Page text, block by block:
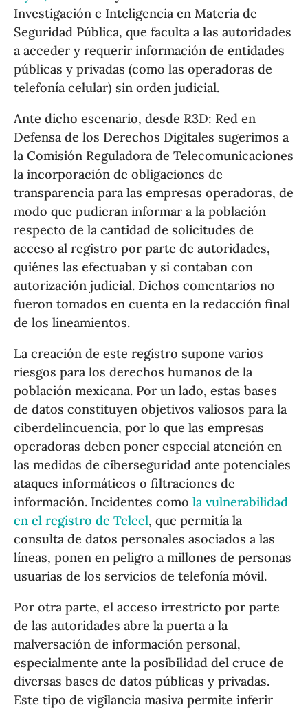
Investigación e Inteligencia en Materia de
Seguridad Pública, que faculta a las autoridades
a acceder y requerir información de entidades
públicas y privadas (como las operadoras de
telefonía celular) sin orden judicial.
Ante dicho escenario, desde R3D: Red en
Defensa de los Derechos Digitales sugerimos a
la Comisión Reguladora de Telecomunicaciones
la incorporación de obligaciones de
transparencia para las empresas operadoras, de
modo que pudieran informar a la población
respecto de la cantidad de solicitudes de
acceso al registro por parte de autoridades,
quiénes las efectuaban y si contaban con
autorización judicial. Dichos comentarios no
fueron tomados en cuenta en la redacción final
de los lineamientos.
La creación de este registro supone varios
riesgos para los derechos humanos de la
población mexicana. Por un lado, estas bases
de datos constituyen objetivos valiosos para la
ciberdelincuencia, por lo que las empresas
operadoras deben poner especial atención en
las medidas de ciberseguridad ante potenciales
ataques informáticos o filtraciones de
información. Incidentes comola vulnerabilidad
en el registro de Telcel, que permitía la
consulta de datos personales asociados a las
líneas, ponen en peligro a millones de personas
usuarias de los servicios de telefonía móvil.
Por otra parte, el acceso irrestricto por parte
de las autoridades abre la puerta a la
malversación de información personal,
especialmente ante la posibilidad del cruce de
diversas bases de datos públicas y privadas.
Este tipo de vigilancia masiva permite inferir